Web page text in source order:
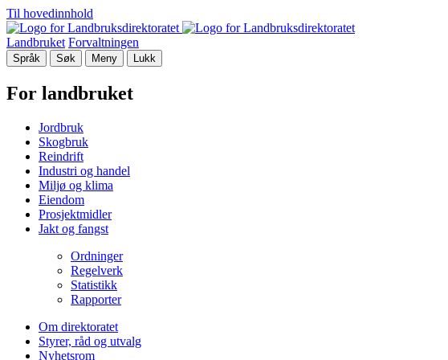
Til hovedinnhold
Landbruket Forvaltningen
Språk Søk Meny Lukk
For landbruket
Jordbruk
Skogbruk
Reindrift
Industri og handel
Miljø og klima
Eiendom
Prosjektmidler
Jakt og fangst
Ordninger
Regelverk
Statistikk
Rapporter
Om direktoratet
Styrer, råd og utvalg
Nyhetsrom